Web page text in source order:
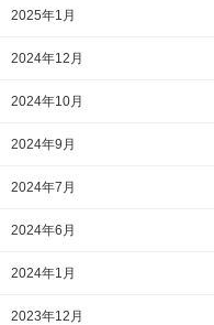
2025年1月
2024年12月
2024年10月
2024年9月
2024年7月
2024年6月
2024年1月
2023年12月